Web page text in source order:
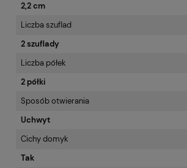
2,2 cm
Liczba szuflad
2 szuflady
Liczba półek
2 półki
Sposób otwierania
Uchwyt
Cichy domyk
Tak